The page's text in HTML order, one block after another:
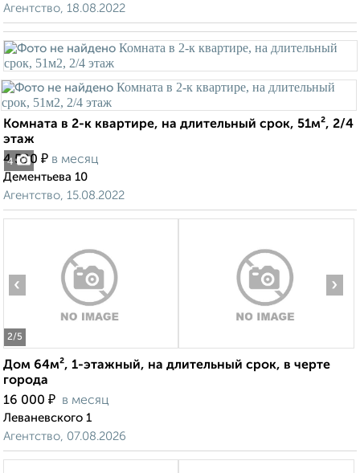
Агентство, 18.08.2022
4
Комната в 2-к квартире, на длительный срок, 51м², 2/4
этаж
4 500 ₽ в месяц
Дементьева 10
Агентство, 15.08.2022
2/5
‹ ›
Дом 64м², 1-этажный, на длительный срок, в черте
города
16 000 ₽ в месяц
Леваневского 1
Агентство, 07.08.2026